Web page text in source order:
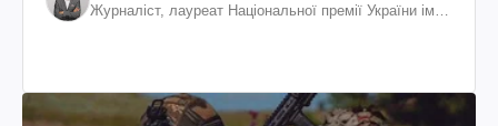
Журналіст, лауреат Національної премії України ім.